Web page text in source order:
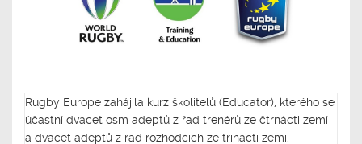
Rugby Europe zahájila kurz školitelů (Educator), kterého se
účastní dvacet osm adeptů z řad trenérů ze čtrnácti zemí
a dvacet adeptů z řad rozhodčích ze třinácti zemí.